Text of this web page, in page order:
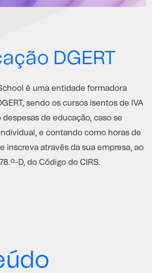
DGERT
é uma entidade formadora
, sendo os cursos isentos de IVA
de educação, caso se
e contando como horas de
inscreva através da sua empresa, ao
D, do Código do CIRS.